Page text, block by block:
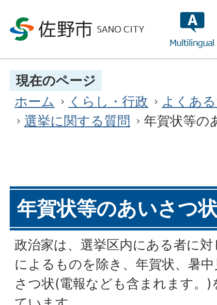
現在のページ
ホーム
くらし・行政
よくあ
選挙に関する質問
年賀状等の
年賀状等のあいさつ
政治家は、選挙区内にある者に
によるものを除き、年賀状、暑
さつ状(電報なども含まれます。